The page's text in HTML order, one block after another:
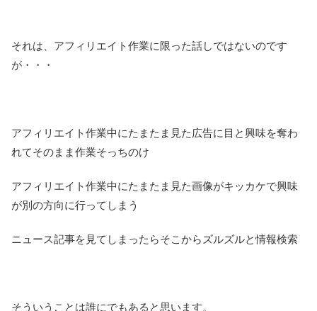
それは、アフィリエイト作業に限った話しではないのです
が・・・
アフィリエイト作業中にたまたま見た広告に目と興味を奪わ
れてそのまま作業そっちのけ
アフィリエイト作業中にたまたま見た画像がキッカケで興味
が別の方向に行ってしまう
ニュース記事を見てしまったらそこからズルズルと情報検索
そういうことは誰にでもあると思います。